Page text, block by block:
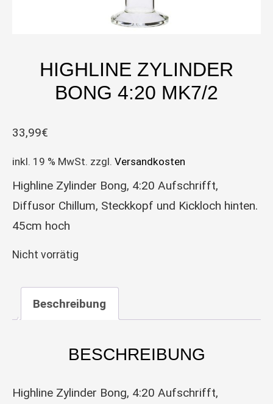
HIGHLINE ZYLINDER
BONG 4:20 MK7/2
33,99€
inkl. 19 % MwSt. zzgl. Versandkosten
Highline Zylinder Bong, 4:20 Aufschrifft,
Diffusor Chillum, Steckkopf und Kickloch hinten.
45cm hoch
Nicht vorrätig
Beschreibung
BESCHREIBUNG
Highline Zylinder Bong, 4:20 Aufschrifft,